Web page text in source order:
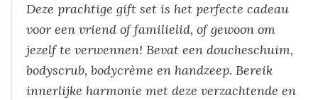
Deze prachtige gift set is het perfecte cadeau
voor een vriend of familielid, of gewoon om
jezelf te verwennen! Bevat een doucheschuim,
bodyscrub, bodycrème en handzeep. Bereik
innerlijke harmonie met deze verzachtende en